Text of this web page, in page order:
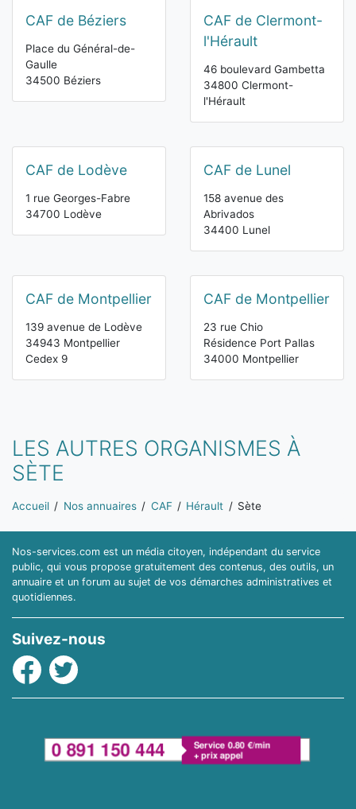
CAF de Béziers
Place du Général-de-
Gaulle
34500 Béziers
CAF de Clermont-
l'Hérault
46 boulevard Gambetta
34800 Clermont-
l'Hérault
CAF de Lodève
1 rue Georges-Fabre
34700 Lodève
CAF de Lunel
158 avenue des
Abrivados
34400 Lunel
CAF de Montpellier
139 avenue de Lodève
34943 Montpellier
Cedex 9
CAF de Montpellier
23 rue Chio
Résidence Port Pallas
34000 Montpellier
LES AUTRES ORGANISMES À
SÈTE
Vous êtes ici:
Accueil Nos annuaires CAF Hérault Sète
Nos-services.com est un média citoyen, indépendant du service
public, qui vous propose gratuitement des contenus, des outils, un
annuaire et un forum au sujet de vos démarches administratives et
quotidiennes.
Suivez-nous
Facebook
Twitter